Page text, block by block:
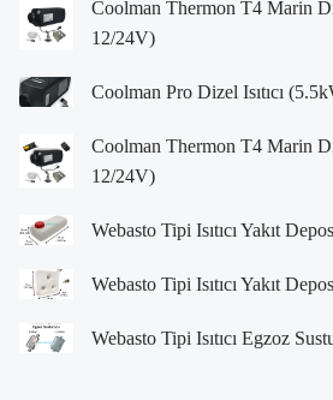
Coolman Thermon T4 Marin
12/24V)
Coolman Pro Dizel Isıtıcı
Coolman Thermon T4 Marin
12/24V)
Webasto Tipi Isıtıcı Yakıt
Webasto Tipi Isıtıcı Yakıt
Webasto Tipi Isıtıcı Egzoz